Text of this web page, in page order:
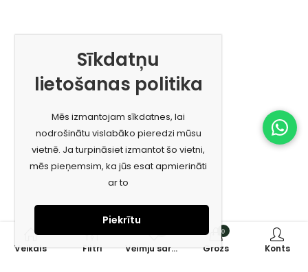
Veikals Filtri Vēlmju saraksts
0
Grozs Konts
Sīkdatņu
lietošanas politika
Mēs izmantojam sīkdatnes, lai
nodrošinātu vislabāko pieredzi mūsu
vietnē. Ja turpināsiet izmantot šo vietni,
mēs pieņemsim, ka jūs esat apmierināti
ar to
Piekrītu